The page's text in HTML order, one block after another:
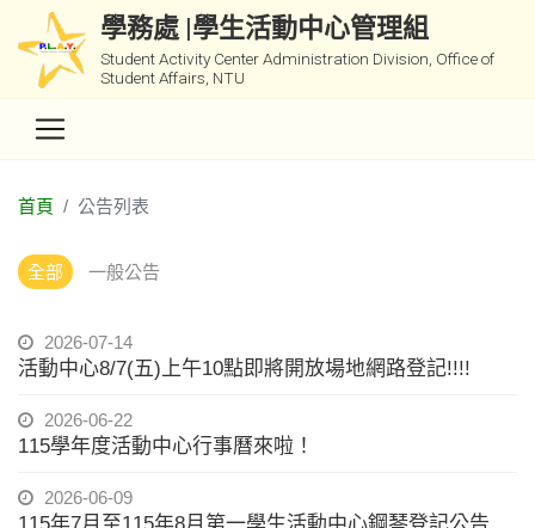
學務處 |學生活動中心管理組
Student Activity Center Administration Division, Office of
Student Affairs, NTU
首頁 公告列表
全部 一般公告
2026-07-14
活動中心8/7(五)上午10點即將開放場地網路登記!!!!
2026-06-22
115學年度活動中心行事曆來啦！
2026-06-09